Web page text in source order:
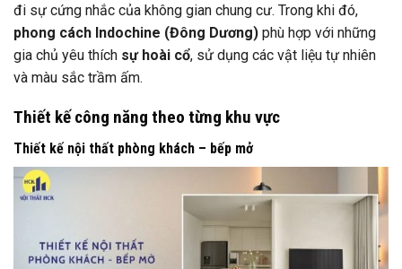
đi sự cứng nhắc của không gian chung cư. Trong khi đó,
phong cách Indochine (Đông Dương) phù hợp với những
gia chủ yêu thích sự hoài cổ, sử dụng các vật liệu tự nhiên
và màu sắc trầm ấm.
Thiết kế công năng theo từng khu vực
Thiết kế nội thất phòng khách – bếp mở